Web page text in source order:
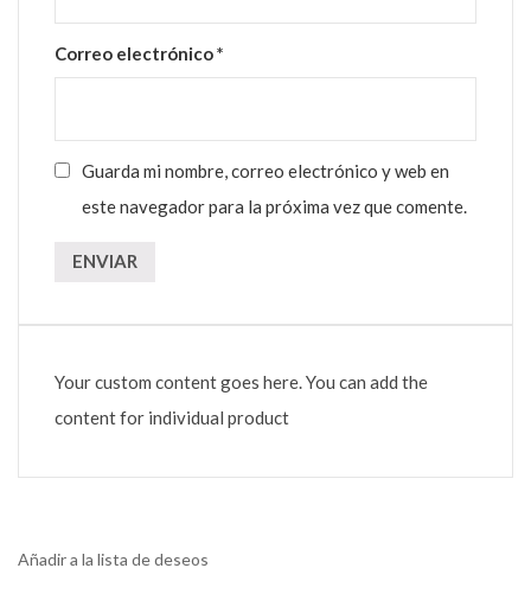
Correo electrónico*
Guarda mi nombre, correo electrónico y web en
este navegador para la próxima vez que comente.
Your custom content goes here. You can add the
content for individual product
Añadir a la lista de deseos